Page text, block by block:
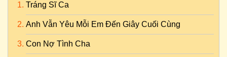
Tráng Sĩ Ca
Anh Vẫn Yêu Mỗi Em Đến Giây Cuối Cùng
Con Nợ Tình Cha